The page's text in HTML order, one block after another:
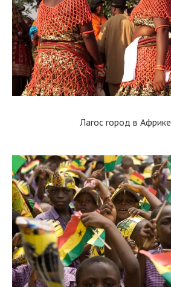
Лагос город в Африке